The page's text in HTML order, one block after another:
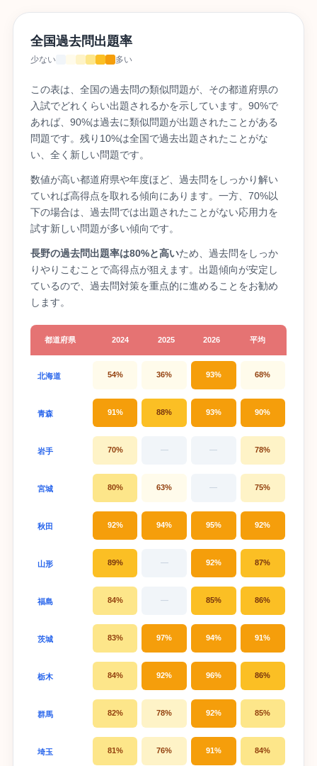
全国過去問出題率
少ない 多い
この表は、全国の過去問の類似問題が、その都道府県の
入試でどれくらい出題されるかを示しています。90%で
あれば、90%は過去に類似問題が出題されたことがある
問題です。残り10%は全国で過去出題されたことがな
い、全く新しい問題です。
数値が高い都道府県や年度ほど、過去問をしっかり解い
ていれば高得点を取れる傾向にあります。一方、70%以
下の場合は、過去問では出題されたことがない応用力を
試す新しい問題が多い傾向です。
長野の過去問出題率は80%と高いため、過去問をしっか
りやりこむことで高得点が狙えます。出題傾向が安定し
ているので、過去問対策を重点的に進めることをお勧め
します。
都道府県 2024 2025 2026 平均
北海道 54% 36% 93% 68%
青森 91% 88% 93% 90%
岩手 70% — — 78%
宮城 80% 63% — 75%
秋田 92% 94% 95% 92%
山形 89% — 92% 87%
福島 84% — 85% 86%
茨城 83% 97% 94% 91%
栃木 84% 92% 96% 86%
群馬 82% 78% 92% 85%
埼玉 81% 76% 91% 84%